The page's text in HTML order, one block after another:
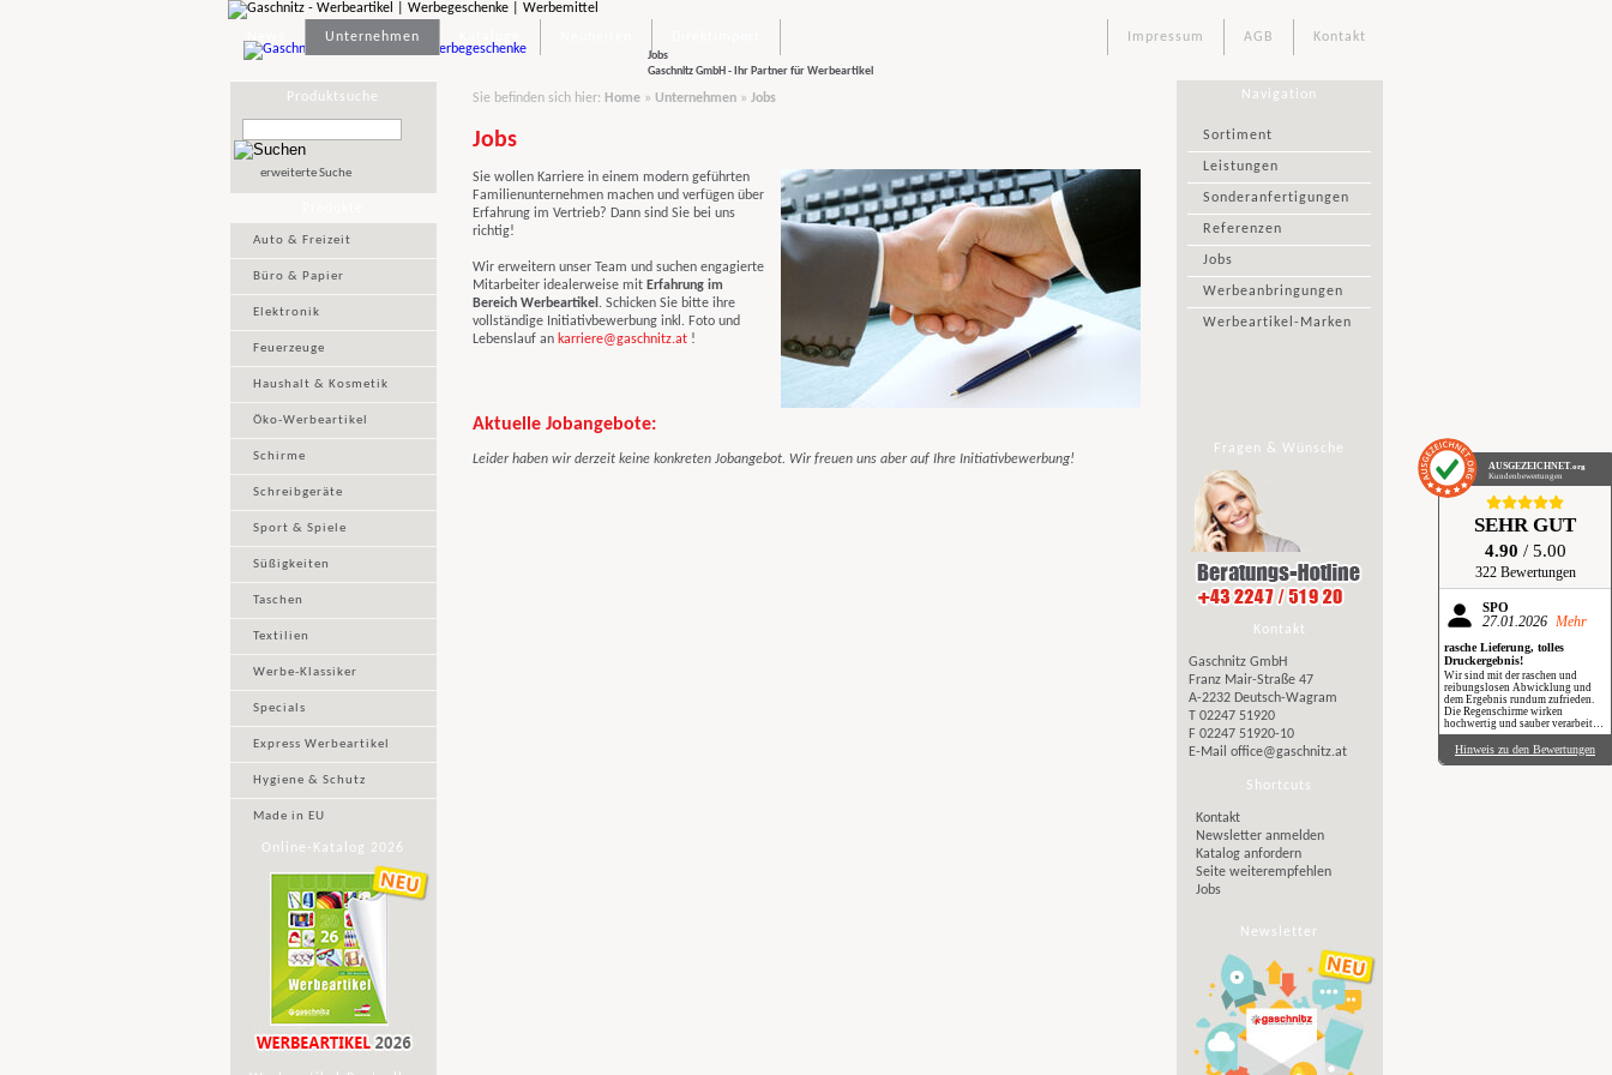
AUSGEZEICHNET.org
Kundenbewertungen
SEHR GUT
4.90 / 5.00
322 Bewertungen
SPÖ
27.01.2026 Mehr
rasche Lieferung, tolles
Druckergebnis!
Wir sind mit der raschen und
reibungslosen Abwicklung und
dem Ergebnis rundum zufrieden.
Die Regenschirme wirken
hochwertig und sauber verarbeitet.
Besonders positiv: Der Druck ist
gestochen scharf, farbintensiv und
auch bei genauerem Hinsehen sehr
Hinweis zu den Bewertungen
Jobs
Gaschnitz GmbH - Ihr Partner für Werbeartikel
Unternehmen Kontakt
AGB
Impressum
Produktsuche
erweiterte Suche
Auto & Freizeit
Büro & Papier
Elektronik
Feuerzeuge
Haushalt & Kosmetik
Öko-Werbeartikel
Schirme
Schreibgeräte
Sport & Spiele
Süßigkeiten
Taschen
Textilien
Werbe-Klassiker
Specials
Express Werbeartikel
Hygiene & Schutz
Made in EU
Online-Katalog 2026
Sie befinden sich hier: Home» Unternehmen» Jobs
Jobs
Sie wollen Karriere in einem modern geführten
Familienunternehmen machen und verfügen über
Erfahrung im Vertrieb? Dann sind Sie bei uns
richtig!
Wir erweitern unser Team und suchen engagierte
Mitarbeiter idealerweise mit Erfahrung im
Bereich Werbeartikel . Schicken Sie bitte ihre
vollständige Initiativbewerbung inkl. Foto und
Lebenslauf an karriere@gaschnitz.at!
Aktuelle Jobangebote:
Leider haben wir derzeit keine konkreten Jobangebot. Wir freuen uns aber auf Ihre Initiativbewerbung!
Navigation
Sortiment
Leistungen
Sonderanfertigungen
Referenzen
Jobs
Werbeanbringungen
Werbeartikel-Marken
Fragen & Wünsche
Kontakt
Gaschnitz GmbH
Franz Mair-Straße 47
A-2232 Deutsch-Wagram
T 02247 51920
F 02247 51920-10
E-Mail office@gaschnitz.at
Shortcuts
Kontakt
Newsletter anmelden
Katalog anfordern
Seite weiterempfehlen
Jobs
Newsletter